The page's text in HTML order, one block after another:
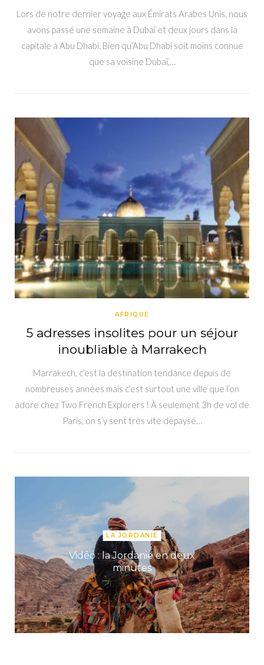
Lors de notre dernier voyage aux Émirats Arabes Unis, nous
avons passé une semaine à Dubaï et deux jours dans la
capitale à Abu Dhabi. Bien qu’Abu Dhabi soit moins connue
que sa voisine Dubaï,…
AFRIQUE
5 adresses insolites pour un séjour
inoubliable à Marrakech
Marrakech, c’est la destination tendance depuis de
nombreuses années mais c’est surtout une ville que l’on
adore chez Two French Explorers ! À seulement 3h de vol de
Paris, on s’y sent très vite dépaysé…
LA JORDANIE
Vidéo : la Jordanie en deux
minutes